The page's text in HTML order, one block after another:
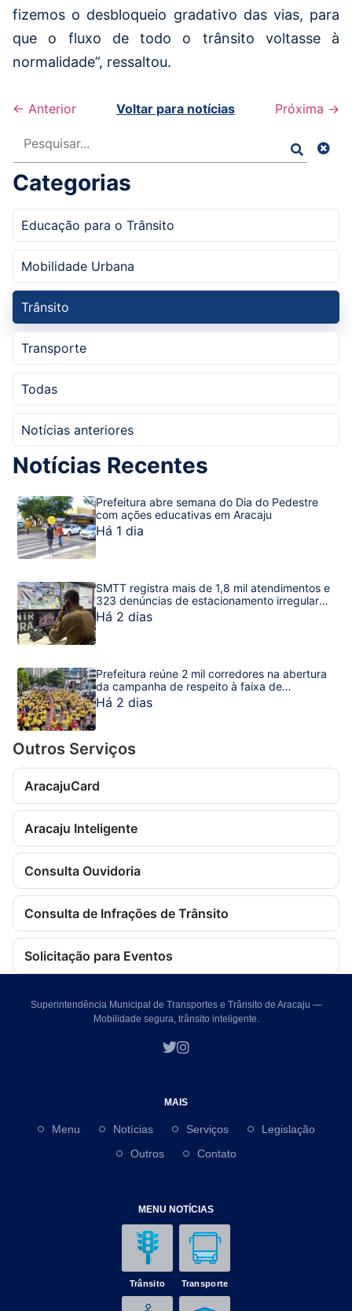
fizemos o desbloqueio gradativo das vias, para
que o fluxo de todo o trânsito voltasse à
normalidade”, ressaltou.
← Anterior Voltar para notícias
Próxima →
Categorias
Educação para o Trânsito
Mobilidade Urbana
Trânsito
Transporte
Todas
Notícias anteriores
Notícias Recentes
Prefeitura abre semana do Dia do Pedestre
com ações educativas em Aracaju
Há 1 dia
SMTT registra mais de 1,8 mil atendimentos e
323 denúncias de estacionamento irregular
em julho
Há 2 dias
Prefeitura reúne 2 mil corredores na abertura
da campanha de respeito à faixa de
pedestres
Há 2 dias
Outros Serviços
AracajuCard
Aracaju Inteligente
Consulta Ouvidoria
Consulta de Infrações de Trânsito
Solicitação para Eventos
Superintendência Municipal de Transportes e Trânsito de Aracaju —
Mobilidade segura, trânsito inteligente.
MAIS
Menu Notícias Serviços
Legislação
Outros
Contato
MENU NOTÍCIAS
Trânsito Transporte